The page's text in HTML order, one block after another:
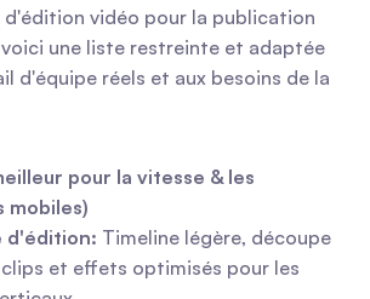
vidéo pour la publication
une liste restreinte et adaptée
d'équipe réels et aux besoins de la
pour la vitesse & les
d'édition: Timeline légère, découpe
et effets optimisés pour les